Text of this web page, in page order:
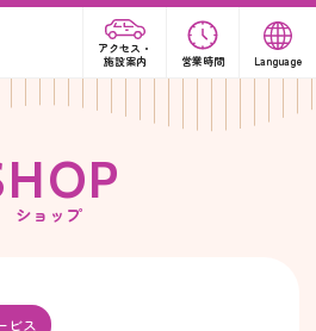
アクセス・
施設案内
営業時間 Language
HOP
ショップ
ビス